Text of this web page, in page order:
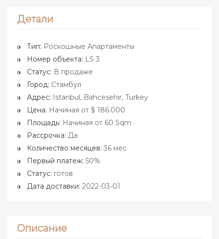
Детали
Тип: Роскошные Апартаменты
Номер объекта: LS 3
Статус: В продаже
Город: Стамбул
Адрес: Istanbul, Bahcesehir, Turkey
Цена: Начиная от $ 186.000
Площадь: Начиная от 60 Sqm
Рассрочка: Да
Количество месяцев: 36 мес
Первый платеж: 50%
Статус: готов
Дата доставки: 2022-03-01
Описание